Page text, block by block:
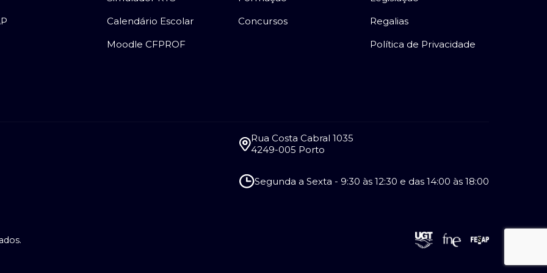
Calendário Escolar
Moodle CFPROF
Concursos
Regalias
Política de Privacidade
Rua Costa Cabral 1035
4249-005 Porto
Segunda a Sexta - 9:30 às 12:30 e das 14:00 às 18:00